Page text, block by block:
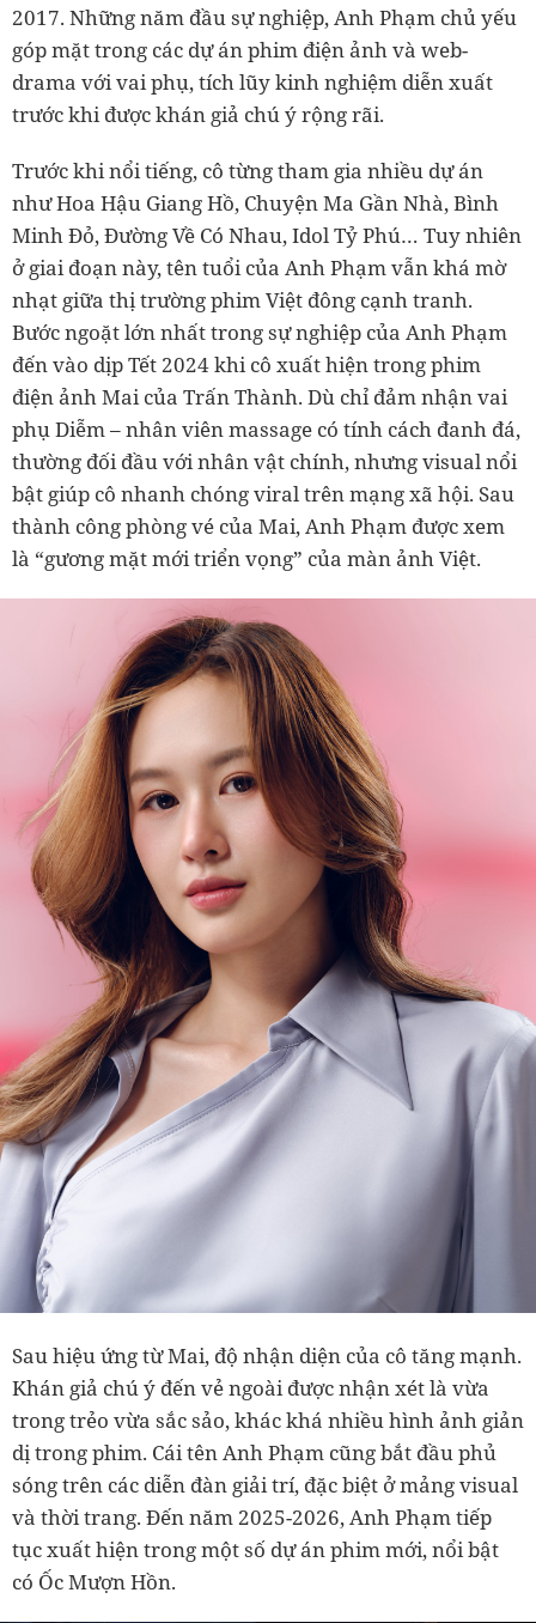
2017. Những năm đầu sự nghiệp, Anh Phạm chủ yếu
góp mặt trong các dự án phim điện ảnh và web-
drama với vai phụ, tích lũy kinh nghiệm diễn xuất
trước khi được khán giả chú ý rộng rãi.
Trước khi nổi tiếng, cô từng tham gia nhiều dự án
như Hoa Hậu Giang Hồ, Chuyện Ma Gần Nhà, Bình
Minh Đỏ, Đường Về Có Nhau, Idol Tỷ Phú… Tuy nhiên
ở giai đoạn này, tên tuổi của Anh Phạm vẫn khá mờ
nhạt giữa thị trường phim Việt đông cạnh tranh.
Bước ngoặt lớn nhất trong sự nghiệp của Anh Phạm
đến vào dịp Tết 2024 khi cô xuất hiện trong phim
điện ảnh Mai của Trấn Thành. Dù chỉ đảm nhận vai
phụ Diễm – nhân viên massage có tính cách đanh đá,
thường đối đầu với nhân vật chính, nhưng visual nổi
bật giúp cô nhanh chóng viral trên mạng xã hội. Sau
thành công phòng vé của Mai, Anh Phạm được xem
là “gương mặt mới triển vọng” của màn ảnh Việt.
Sau hiệu ứng từ Mai, độ nhận diện của cô tăng mạnh.
Khán giả chú ý đến vẻ ngoài được nhận xét là vừa
trong trẻo vừa sắc sảo, khác khá nhiều hình ảnh giản
dị trong phim. Cái tên Anh Phạm cũng bắt đầu phủ
sóng trên các diễn đàn giải trí, đặc biệt ở mảng visual
và thời trang. Đến năm 2025-2026, Anh Phạm tiếp
tục xuất hiện trong một số dự án phim mới, nổi bật
có Ốc Mượn Hồn.